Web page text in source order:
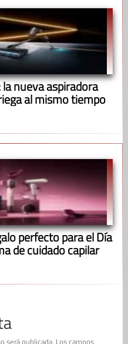
nueva aspiradora
al mismo tiempo
perfecto para el Día
de cuidado capilar
será publicada. Los campos